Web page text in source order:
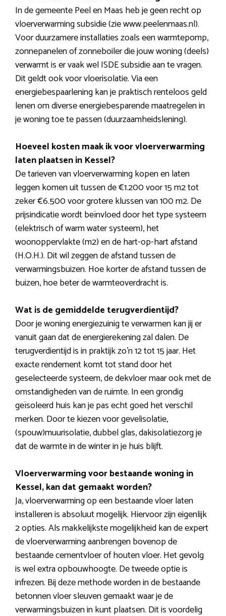
In de gemeente Peel en Maas heb je geen recht op
vloerverwarming subsidie (zie www.peelenmaas.nl).
Voor duurzamere installaties zoals een warmtepomp,
zonnepanelen of zonneboiler die jouw woning (deels)
verwarmt is er vaak wel ISDE subsidie aan te vragen.
Dit geldt ook voor vloerisolatie. Via een
energiebespaarlening kan je praktisch renteloos geld
lenen om diverse energiebesparende maatregelen in
je woning toe te passen (duurzaamheidslening).
Hoeveel kosten maak ik voor vloerverwarming
laten plaatsen in Kessel?
De tarieven van vloerverwarming kopen en laten
leggen komen uit tussen de €1.200 voor 15 m2 tot
zeker €6.500 voor grotere klussen van 100 m2. De
prijsindicatie wordt beïnvloed door het type systeem
(elektrisch of warm water systeem), het
woonoppervlakte (m2) en de hart-op-hart afstand
(H.O.H.). Dit wil zeggen de afstand tussen de
verwarmingsbuizen. Hoe korter de afstand tussen de
buizen, hoe beter de warmteoverdracht is.
Wat is de gemiddelde terugverdientijd?
Door je woning energiezuinig te verwarmen kan jij er
vanuit gaan dat de energierekening zal dalen. De
terugverdientijd is in praktijk zo’n 12 tot 15 jaar. Het
exacte rendement komt tot stand door het
geselecteerde systeem, de dekvloer maar ook met de
omstandigheden van de ruimte. In een grondig
geïsoleerd huis kan je pas echt goed het verschil
merken. Door te kiezen voor gevelisolatie,
(spouw)muurisolatie, dubbel glas, dakisolatiezorg je
dat de warmte in de winter in je huis blijft.
Vloerverwarming voor bestaande woning in
Kessel, kan dat gemaakt worden?
Ja, vloerverwarming op een bestaande vloer laten
installeren is absoluut mogelijk. Hiervoor zijn eigenlijk
2 opties. Als makkelijkste mogelijkheid kan de expert
de vloerverwarming aanbrengen bovenop de
bestaande cementvloer of houten vloer. Het gevolg
is wel extra opbouwhoogte. De tweede optie is
infrezen. Bij deze methode worden in de bestaande
betonnen vloer sleuven gemaakt waar je de
verwarmingsbuizen in kunt plaatsen. Dit is voordelig